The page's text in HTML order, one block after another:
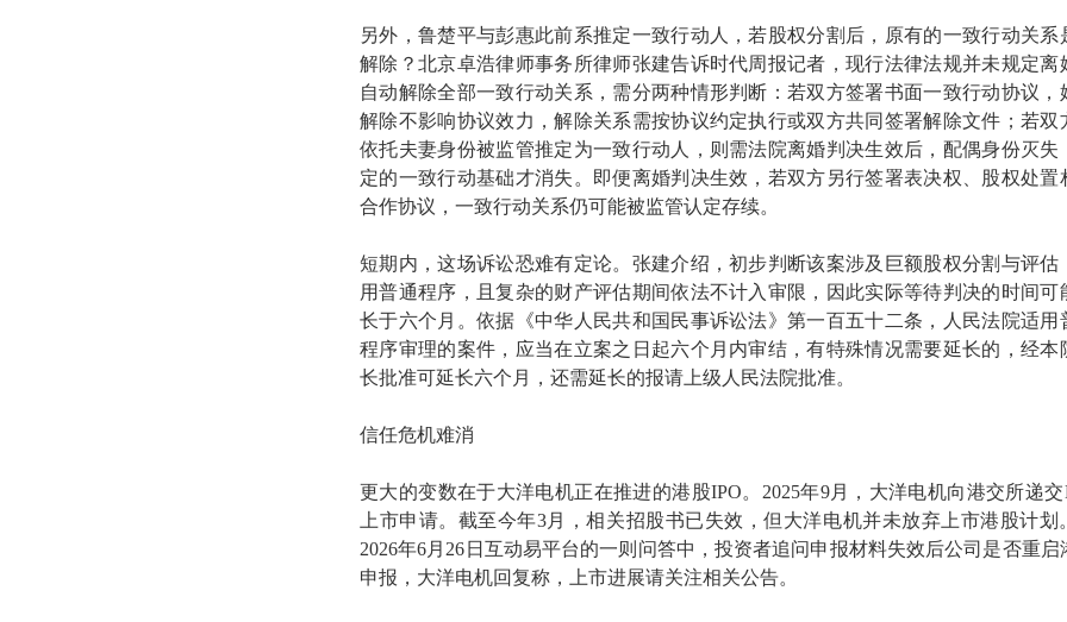
另外，鲁楚平与彭惠此前系推定一致行动人，若股权分割后，原有的一致行动关系
解除？北京卓浩律师事务所律师张建告诉时代周报记者，现行法律法规并未规定离
自动解除全部一致行动关系，需分两种情形判断：若双方签署书面一致行动协议，
解除不影响协议效力，解除关系需按协议约定执行或双方共同签署解除文件；若双
依托夫妻身份被监管推定为一致行动人，则需法院离婚判决生效后，配偶身份灭失
定的一致行动基础才消失。即便离婚判决生效，若双方另行签署表决权、股权处置
合作协议，一致行动关系仍可能被监管认定存续。
短期内，这场诉讼恐难有定论。张建介绍，初步判断该案涉及巨额股权分割与评估
用普通程序，且复杂的财产评估期间依法不计入审限，因此实际等待判决的时间可
长于六个月。依据《中华人民共和国民事诉讼法》第一百五十二条，人民法院适用
程序审理的案件，应当在立案之日起六个月内审结，有特殊情况需要延长的，经本
长批准可延长六个月，还需延长的报请上级人民法院批准。
信任危机难消
更大的变数在于大洋电机正在推进的港股IPO。2025年9月，大洋电机向港交所递
上市申请。截至今年3月，相关招股书已失效，但大洋电机并未放弃上市港股计划
2026年6月26日互动易平台的一则问答中，投资者追问申报材料失效后公司是否重启
申报，大洋电机回复称，上市进展请关注相关公告。